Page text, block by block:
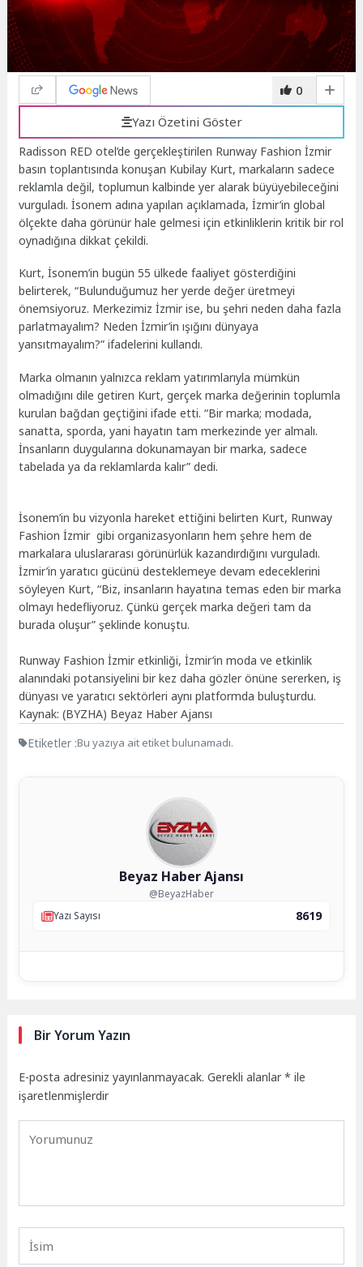
0
Yazı Özetini Göster
Radisson RED otel’de gerçekleştirilen Runway Fashion İzmir
basın toplantısında konuşan Kubilay Kurt, markaların sadece
reklamla değil, toplumun kalbinde yer alarak büyüyebileceğini
vurguladı. İsonem adına yapılan açıklamada, İzmir’in global
ölçekte daha görünür hale gelmesi için etkinliklerin kritik bir rol
oynadığına dikkat çekildi.
Kurt, İsonem’in bugün 55 ülkede faaliyet gösterdiğini
belirterek, “Bulunduğumuz her yerde değer üretmeyi
önemsiyoruz. Merkezimiz İzmir ise, bu şehri neden daha fazla
parlatmayalım? Neden İzmir’in ışığını dünyaya
yansıtmayalım?” ifadelerini kullandı.
Marka olmanın yalnızca reklam yatırımlarıyla mümkün
olmadığını dile getiren Kurt, gerçek marka değerinin toplumla
kurulan bağdan geçtiğini ifade etti. “Bir marka; modada,
sanatta, sporda, yani hayatın tam merkezinde yer almalı.
İnsanların duygularına dokunamayan bir marka, sadece
tabelada ya da reklamlarda kalır” dedi.
İsonem’in bu vizyonla hareket ettiğini belirten Kurt, Runway
Fashion İzmir gibi organizasyonların hem şehre hem de
markalara uluslararası görünürlük kazandırdığını vurguladı.
İzmir’in yaratıcı gücünü desteklemeye devam edeceklerini
söyleyen Kurt, “Biz, insanların hayatına temas eden bir marka
olmayı hedefliyoruz. Çünkü gerçek marka değeri tam da
burada oluşur” şeklinde konuştu.
Runway Fashion İzmir etkinliği, İzmir’in moda ve etkinlik
alanındaki potansiyelini bir kez daha gözler önüne sererken, iş
dünyası ve yaratıcı sektörleri aynı platformda buluşturdu.
Kaynak: (BYZHA) Beyaz Haber Ajansı
Etiketler :Bu yazıya ait etiket bulunamadı.
Beyaz Haber Ajansı
@BeyazHaber
Yazı Sayısı
8619
Bir Yorum Yazın
E-posta adresiniz yayınlanmayacak. Gerekli alanlar* ile
işaretlenmişlerdir